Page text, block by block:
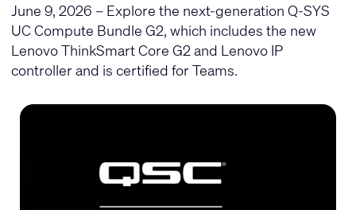
June 9, 2026 – Explore the next-generation Q-SYS
UC Compute Bundle G2, which includes the new
Lenovo ThinkSmart Core G2 and Lenovo IP
controller and is certified for Teams.